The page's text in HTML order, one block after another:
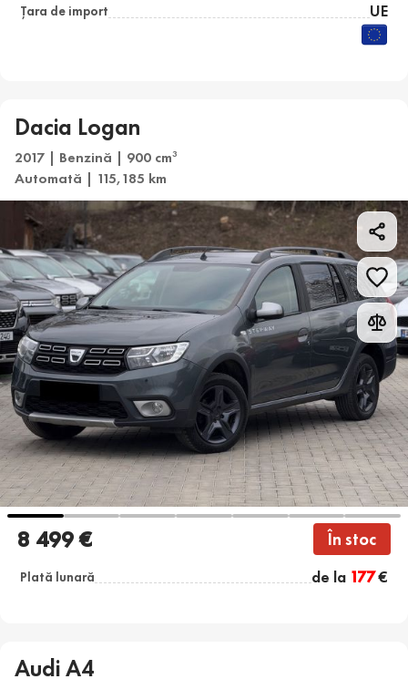
Țara de import UE
Dacia Logan
2017 | Benzină | 900 cm3
Automată | 115,185 km
8 499 € În stoc
Plată lunară de la 177€
Audi A4